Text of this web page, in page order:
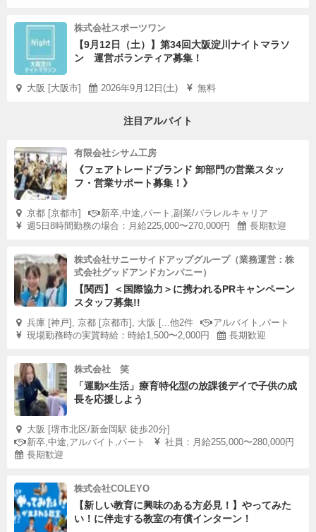
株式会社スポーツワン
【9月12日（土）】第34回大阪淀川ナイトマラソ
ン 運営ボランティア募集！
大阪 [大阪市] 2026年9月12日(土) 無料
注目アルバイト
有限会社シサム工房
《フェアトレードブランド 卸部門の営業スタッ
フ・営業サポート募集！》
京都 [京都市]
新卒,中途,パート,副業/パラレルキャリア
週5日8時間勤務の場合：月給225,000〜270,000円
長期歓迎
株式会社サニーサイドアップグループ（業務運営：株
式会社グッドアンドカンパニー）
【関西】＜国際協力＞に携われるPRキャンペーン
スタッフ募集!!
兵庫 [神戸], 京都 [京都市], 大阪 [...他2件
アルバイト,パート
現場勤務時の実質時給：時給1,500〜2,000円
長期歓迎
株式会社 笑
「運動×生活」療育特化型の放課後デイで子供の成
長を応援しよう
大阪 [堺市北区/新金岡駅 徒歩20分]
新卒,中途,アルバイト,パート
社員：月給255,000〜280,000円
長期歓迎
株式会社COLEYO
【新しい教育に興味のある方必見！】やってみた
い！に伴走する教室の有償インターン！